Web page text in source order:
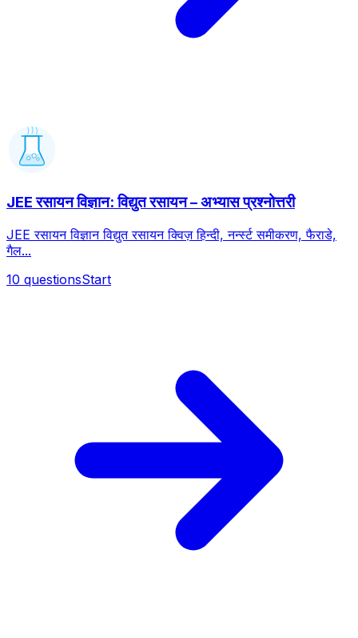
JEE रसायन विज्ञान: विद्युत रसायन – अभ्यास प्रश्नोत्तरी
JEE रसायन विज्ञान विद्युत रसायन क्विज़ हिन्दी, नर्न्स्ट समीकरण, फैराडे,
गैल...
10 questionsStart